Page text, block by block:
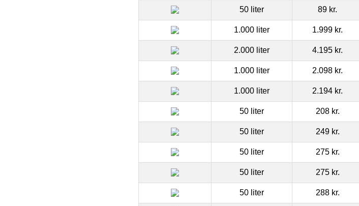
50 liter 89 kr.
1.000 liter 1.999 kr.
2.000 liter 4.195 kr.
1.000 liter 2.098 kr.
1.000 liter 2.194 kr.
50 liter 208 kr.
50 liter 249 kr.
50 liter 275 kr.
50 liter 275 kr.
50 liter 288 kr.